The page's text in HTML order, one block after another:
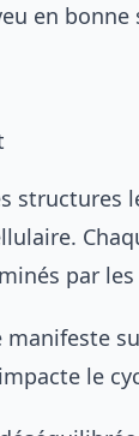
en
structures
par
le